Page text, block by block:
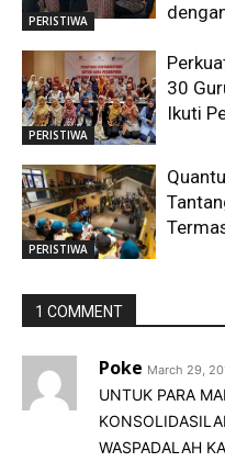
PERISTIWA
PERISTIWA
30
Ikuti
PERISTIWA
1 COMMENT
Poke March 29,
UNTUK PARA
WASPADALAH